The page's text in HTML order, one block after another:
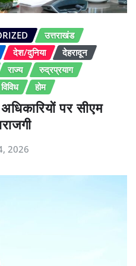
उत्तराखंड
देश/दुनिया
देहरादून
राज्य
रुद्रप्रयाग
विविध होम
पर सीएम
2026